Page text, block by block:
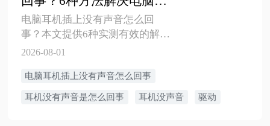
上耳机没声音的问题
电脑耳机插上没有声音怎么回
事？本文提供6种实测有效的解决
方法，从输出设备切换到声卡驱
耳机没声音的问题。
2026-08-01
电脑耳机插上没有声音怎么回事
耳机没有声音是怎么回事 耳机没声音 驱动